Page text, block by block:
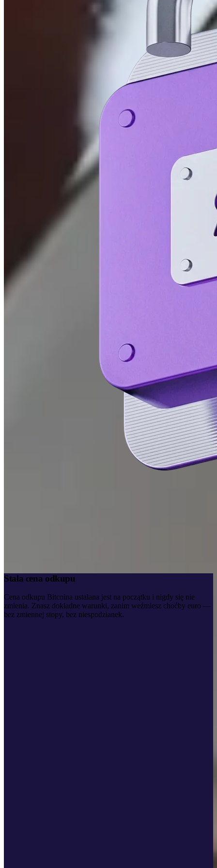
Stała cena odkupu
Cena odkupu Bitcoina ustalana jest na początku i nigdy się nie
zmienia. Znasz dokładne warunki, zanim weźmiesz choćby euro —
bez zmiennej stopy, bez niespodzianek.